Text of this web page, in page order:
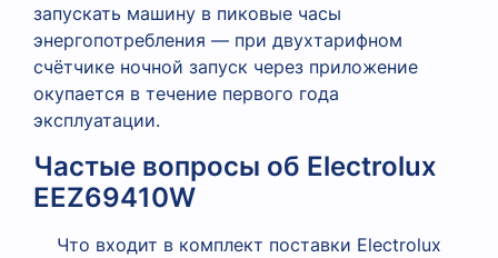
запускать машину в пиковые часы
энергопотребления — при двухтарифном
счётчике ночной запуск через приложение
окупается в течение первого года
эксплуатации.
Частые вопросы об Electrolux
EEZ69410W
Что входит в комплект поставки Electrolux